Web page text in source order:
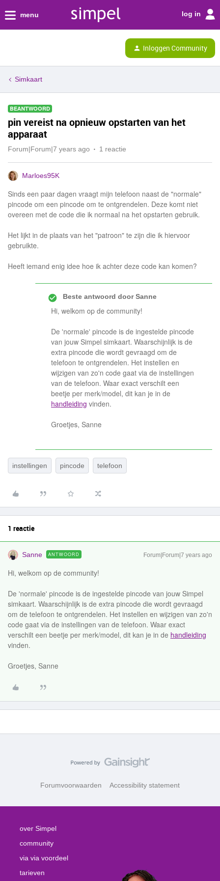
menu log in
Inloggen Community
Simkaart
BEANTWOORD
pin vereist na opnieuw opstarten van het
apparaat
Forum|Forum|7 years ago 1 reactie
Marloes95K
Sinds een paar dagen vraagt mijn telefoon naast de "normale"
pincode om een pincode om te ontgrendelen. Deze komt niet
overeen met de code die ik normaal na het opstarten gebruik.
Het lijkt in de plaats van het "patroon" te zijn die ik hiervoor
gebruikte.
Heeft iemand enig idee hoe ik achter deze code kan komen?
Beste antwoord doorSanne
Hi, welkom op de community!
De 'normale' pincode is de ingestelde pincode
van jouw Simpel simkaart. Waarschijnlijk is de
extra pincode die wordt gevraagd om de
telefoon te ontgrendelen. Het instellen en
wijzigen van zo'n code gaat via de instellingen
van de telefoon. Waar exact verschilt een
beetje per merk/model, dit kan je in de
handleiding vinden.
Groetjes, Sanne
instellingen pincode telefoon
1 reactie
Sanne ANTWOORD Forum|Forum|7 years ago
Hi, welkom op de community!
De 'normale' pincode is de ingestelde pincode van jouw Simpel
simkaart. Waarschijnlijk is de extra pincode die wordt gevraagd
om de telefoon te ontgrendelen. Het instellen en wijzigen van zo'n
code gaat via de instellingen van de telefoon. Waar exact
verschilt een beetje per merk/model, dit kan je in de handleiding
vinden.
Groetjes, Sanne
Forumvoorwaarden Accessibility statement
over Simpel
community
via via voordeel
tarieven